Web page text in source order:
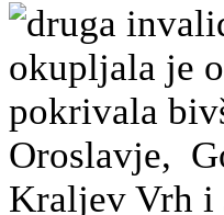
druga
okupljala je
pokrivala
Oroslavje,
Kraljev Vrh i